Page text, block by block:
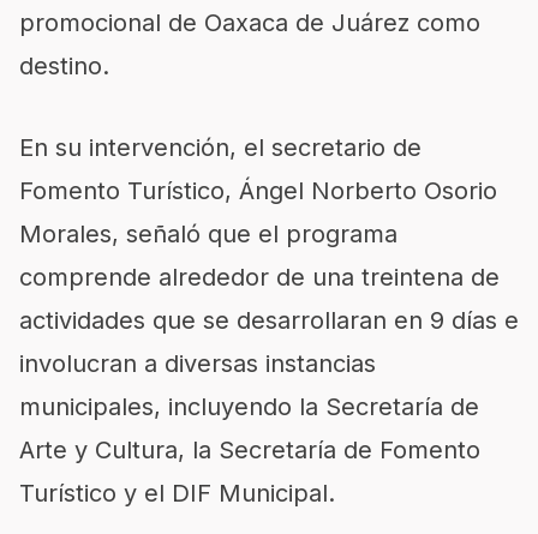
promocional de Oaxaca de Juárez como
destino.
En su intervención, el secretario de
Fomento Turístico, Ángel Norberto Osorio
Morales, señaló que el programa
comprende alrededor de una treintena de
actividades que se desarrollaran en 9 días e
involucran a diversas instancias
municipales, incluyendo la Secretaría de
Arte y Cultura, la Secretaría de Fomento
Turístico y el DIF Municipal.